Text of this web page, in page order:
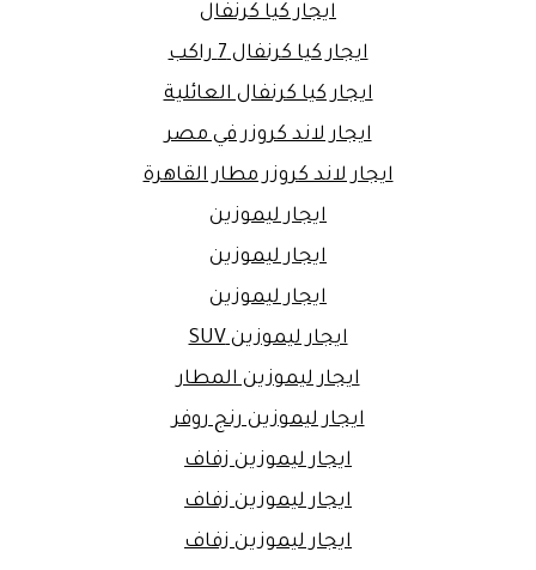
ايجار كيا كرنفال
ايجار كيا كرنفال 7 راكب
ايجار كيا كرنفال العائلية
ايجار لاند كروزر في مصر
ايجار لاند كروزر مطار القاهرة
ايجار ليموزين
ايجار ليموزين
ايجار ليموزين
ايجار ليموزين SUV
ايجار ليموزين المطار
ايجار ليموزين رنج روفر
ايجار ليموزين زفاف
ايجار ليموزين زفاف
ايجار ليموزين زفاف